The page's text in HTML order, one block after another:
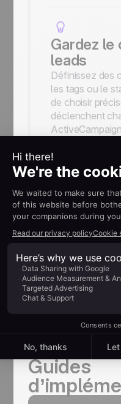
Gardez le
leads
Définissez des
les tags ou le
de choisir
déclenchent
Créez
inscrivez-les ou
vos listes, puis
à vos
AIDE
Guides